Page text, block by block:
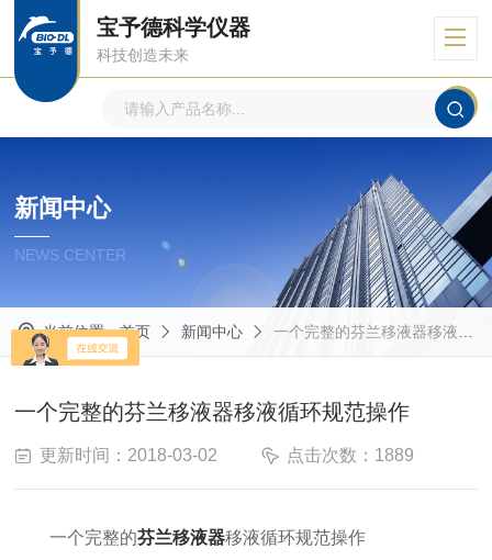
宝予德科学仪器
科技创造未来
新闻中心
NEWS CENTER
当前位置：首页 新闻中心 一个完整的芬兰移液器移液循环规范操作
一个完整的芬兰移液器移液循环规范操作
更新时间：2018-03-02 点击次数：1889
一个完整的芬兰移液器移液循环规范操作